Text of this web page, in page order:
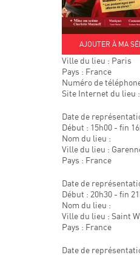
AJOUTER À MA
Ville du lieu : Paris
Pays : France
Numéro de
Site Internet du lieu
Date de
Début : 15h00 - fin
Nom du lieu :
Ville du lieu :
Pays : France
Date de
Début : 20h30 - fin
Nom du lieu :
Ville du lieu : Saint
Pays : France
Date de